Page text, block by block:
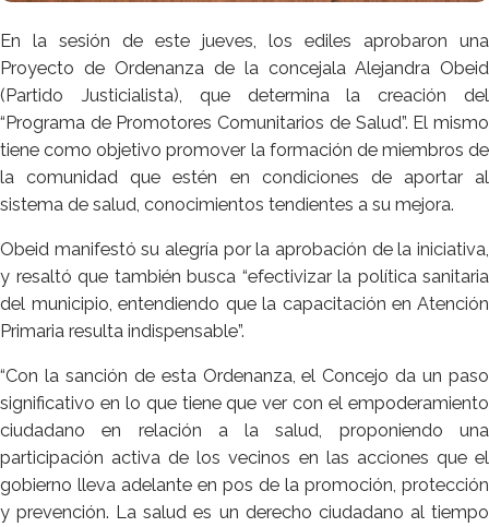
En la sesión de este jueves, los ediles aprobaron una
Proyecto de Ordenanza de la concejala Alejandra Obeid
(Partido Justicialista), que determina la creación del
“Programa de Promotores Comunitarios de Salud”. El mismo
tiene como objetivo promover la formación de miembros de
la comunidad que estén en condiciones de aportar al
sistema de salud, conocimientos tendientes a su mejora.
Obeid manifestó su alegría por la aprobación de la iniciativa,
y resaltó que también busca “efectivizar la política sanitaria
del municipio, entendiendo que la capacitación en Atención
Primaria resulta indispensable”.
“Con la sanción de esta Ordenanza, el Concejo da un paso
significativo en lo que tiene que ver con el empoderamiento
ciudadano en relación a la salud, proponiendo una
participación activa de los vecinos en las acciones que el
gobierno lleva adelante en pos de la promoción, protección
y prevención. La salud es un derecho ciudadano al tiempo